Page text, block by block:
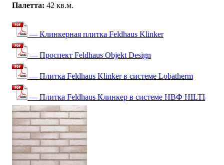
Палетта: 42 кв.м.
— Клинкерная плитка Feldhaus Klinker
— Проспект Feldhaus Objekt Design
— Плитка Feldhaus Klinker в системе Lobatherm
— Плитка Feldhaus Клинкер в системе НВФ HILTI